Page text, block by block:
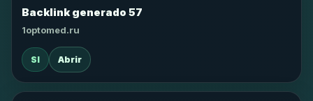
Backlink generado 57
1optomed.ru
SI Abrir